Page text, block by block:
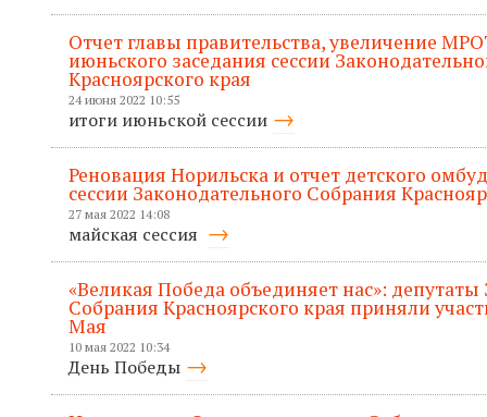
Отчет главы правительства, увеличение
июньского заседания сессии
Красноярского края
24 июня 2022 10:55
итоги июньской сессии
Реновация Норильска и отчет детского
сессии Законодательного Собрания
27 мая 2022 14:08
майская сессия
«Великая Победа объединяет нас»: депутаты
Собрания Красноярского края приняли
Мая
10 мая 2022 10:34
День Победы